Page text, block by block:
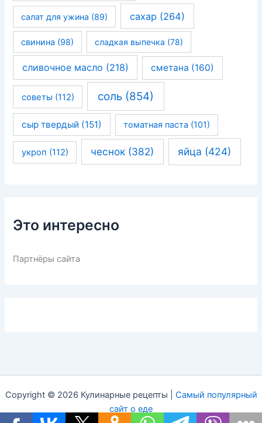
салат для ужина (89) сахар (264)
свинина (98) сладкая выпечка (78)
сливочное масло (218) сметана (160)
советы (112) соль(854)
сыр твердый (151) томатная паста (101)
укроп (112) чеснок (382) яйца (424)
Это интересно
Партнёры сайта
Copyright © 2026 Кулинарные рецепты | Самый популярный
сайт о еде